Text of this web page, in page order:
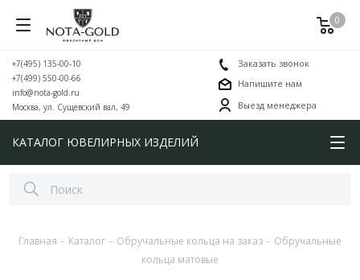
0
+7(495) 135-00-10
+7(499) 550-00-66
info@nota-gold.ru
Москва, ул. Сущевский вал, 49
Заказать звонок
Напишите нам
Выезд менеджера
КАТАЛОГ ЮВЕЛИРНЫХ ИЗДЕЛИЙ
Главная - Каталог - Обручальные кольца на заказ - Обручальные
кольца матовые